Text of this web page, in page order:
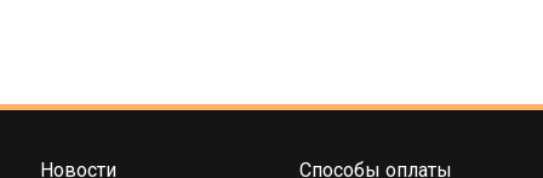
Новости
Способы оплаты